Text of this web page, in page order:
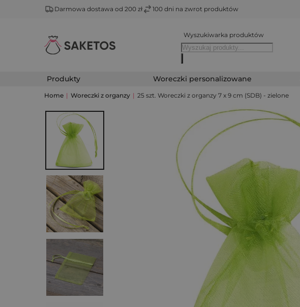
Darmowa dostawa od 200 zł 100 dni na zwrot produktów
Wyszukiwarka produktów
Produkty Woreczki personalizowane
Home | Woreczki z organzy | 25 szt. Woreczki z organzy 7 x 9 cm (SDB) - zielone